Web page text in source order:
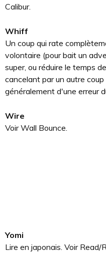
Calibur.
Whiff
Un coup qui rate
volontaire (pour bait un
super, ou réduire le temps
cancelant par un autre
généralement d'une erreur
Wire
Voir Wall Bounce.
Yomi
Lire en japonais. Voir Read/